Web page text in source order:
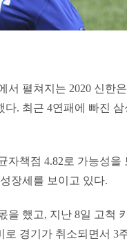
펼쳐지는 2020 신한
. 최근 4연패에 빠진
자책점 4.82로 가능성을
장세를 보이고 있다.
했고, 지난 8일 고척
경기가 취소되면서 3